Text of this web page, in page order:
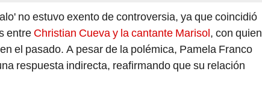
no estuvo exento de controversia, ya que coincidió
entre Christian Cueva y la cantante Marisol, con quien
el pasado. A pesar de la polémica, Pamela Franco
respuesta indirecta, reafirmando que su relación